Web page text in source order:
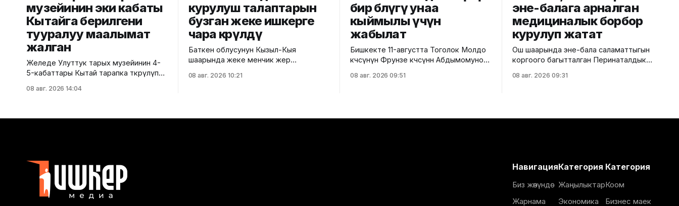
музейинин эки кабаты
Кытайга берилгени
тууралуу маалымат
жалган
Желеде Улуттук тарых музейинин 4-
5-кабаттары Кытай тарапка өткөрүлүп
маалыматтын чындыкка дал келбесин
берилген эмес.
Белгилегендей, “Гармония сулуулукту
жаратат: Байыркы Кытай
цивилизациясынын көркөм өнөр
08 авг. 2026 14:04
курулуш талаптарын
бузган жеке ишкерге
чара көрүлдү
Баткен облусунун Кызыл-Кыя
шаарында жеке менчик жер
кабаттуу соода борборунун
коммуналдык чарба министрлигинин
08 авг. 2026 10:21
бир бөлүгү унаа
кыймылы үчүн
жабылат
Бишкекте 11-августта Тоголок Молдо
көчөсүнүн Фрунзе көчөсүнөн Абдымомунов
үчүн убактылуу жабылат. Калаа
Панфилов көчөлөрүнүн кесилиши
08 авг. 2026 09:51
эне-балага арналган
медициналык борбор
курулуп жатат
Ош шаарында эне-бала саламаттыгын
коргоого багытталган Перинаталдык
тууралуу Саламаттык сактоо
банкынын (KfW) 13,5 млн евро
энелерге жана ымыркайларга
08 авг. 2026 09:31
Навигация
Биз жөнүндө
Жарнама
Категория
Жаңылыктар
Экономика
Категория
Коом
Бизнес маек